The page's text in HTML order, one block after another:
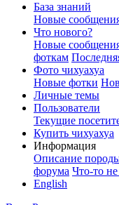
База знаний
Новые
Что нового?
Новые
фоткам
Фото чихуахуа
Новые фотки
Личные темы
Пользователи
Текущие
Купить чихуахуа
Информация
Описание
форума Что-то не
English